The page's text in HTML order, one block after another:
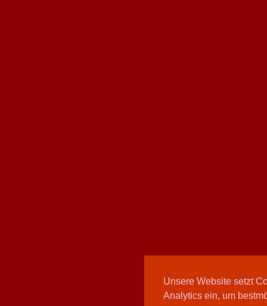
Unsere Website setzt
Analytics ein, um